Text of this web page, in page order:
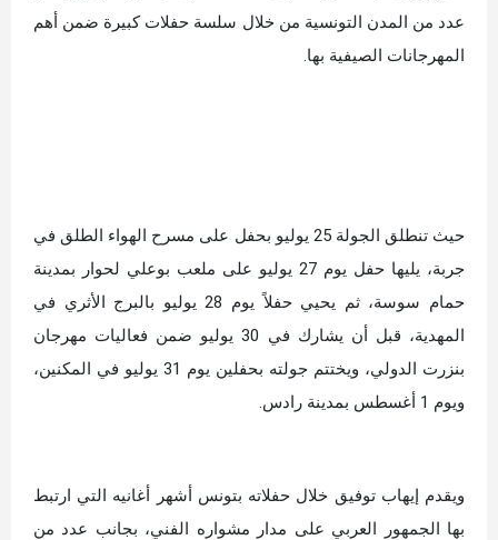
عدد من المدن التونسية من خلال سلسة حفلات كبيرة ضمن أهم
المهرجانات الصيفية بها.
حيث تنطلق الجولة 25 يوليو بحفل على مسرح الهواء الطلق في
جربة، يليها حفل يوم 27 يوليو على ملعب بوعلي لحوار بمدينة
حمام سوسة، ثم يحيي حفلاً يوم 28 يوليو بالبرج الأثري في
المهدية، قبل أن يشارك في 30 يوليو ضمن فعاليات مهرجان
بنزرت الدولي، ويختتم جولته بحفلين يوم 31 يوليو في المكنين،
ويوم 1 أغسطس بمدينة رادس.
ويقدم إيهاب توفيق خلال حفلاته بتونس أشهر أغانيه التي ارتبط
بها الجمهور العربي على مدار مشواره الفني، بجانب عدد من